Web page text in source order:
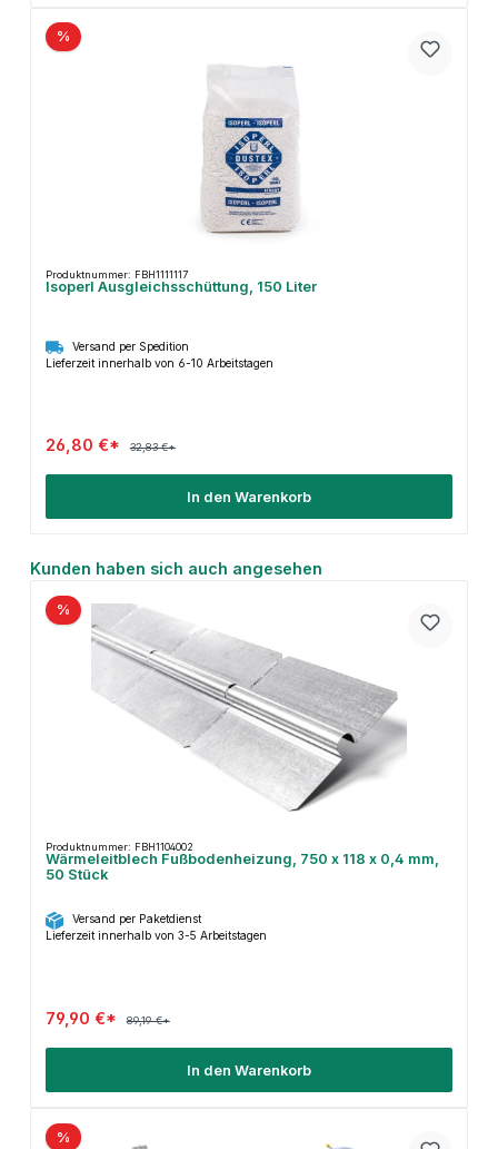
%
Produktnummer: FBH1111117
Isoperl Ausgleichsschüttung, 150 Liter
Versand per Spedition
Lieferzeit innerhalb von 6-10 Arbeitstagen
26,80 €* 32,83 €*
In den Warenkorb
Produktgalerie überspringen
Kunden haben sich auch angesehen
%
Produktnummer: FBH1104002
Wärmeleitblech Fußbodenheizung, 750 x 118 x 0,4 mm,
50 Stück
Versand per Paketdienst
Lieferzeit innerhalb von 3-5 Arbeitstagen
79,90 €* 89,19 €*
In den Warenkorb
%